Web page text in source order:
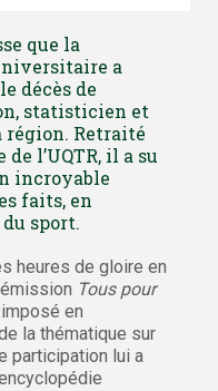
que la
a
décès de
statisticien et
Retraité
l’UQTR, il a su
incroyable
faits, en
sport.
heures de gloire en
Tous pour
en
la thématique sur
participation lui a